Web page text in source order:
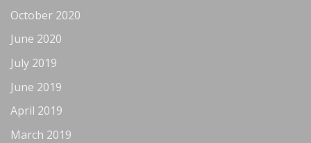
October 2020
June 2020
July 2019
June 2019
April 2019
March 2019